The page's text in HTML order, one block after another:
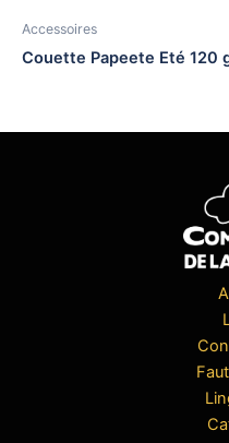
Accessoires
Couette Papeete Eté 120